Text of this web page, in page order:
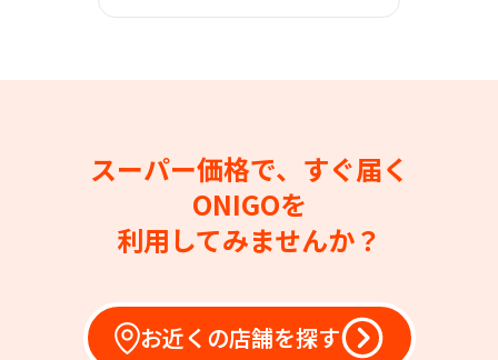
スーパー価格で、すぐ届く
ONIGOを
利用してみませんか？
お近くの店舗を探す